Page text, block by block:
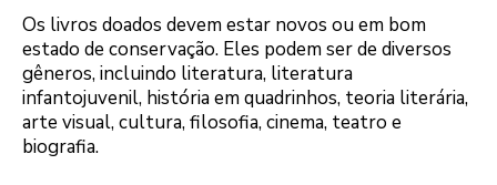
Os livros doados devem estar novos ou em bom
estado de conservação. Eles podem ser de diversos
gêneros, incluindo literatura, literatura
infantojuvenil, história em quadrinhos, teoria literária,
arte visual, cultura, filosofia, cinema, teatro e
biografia.